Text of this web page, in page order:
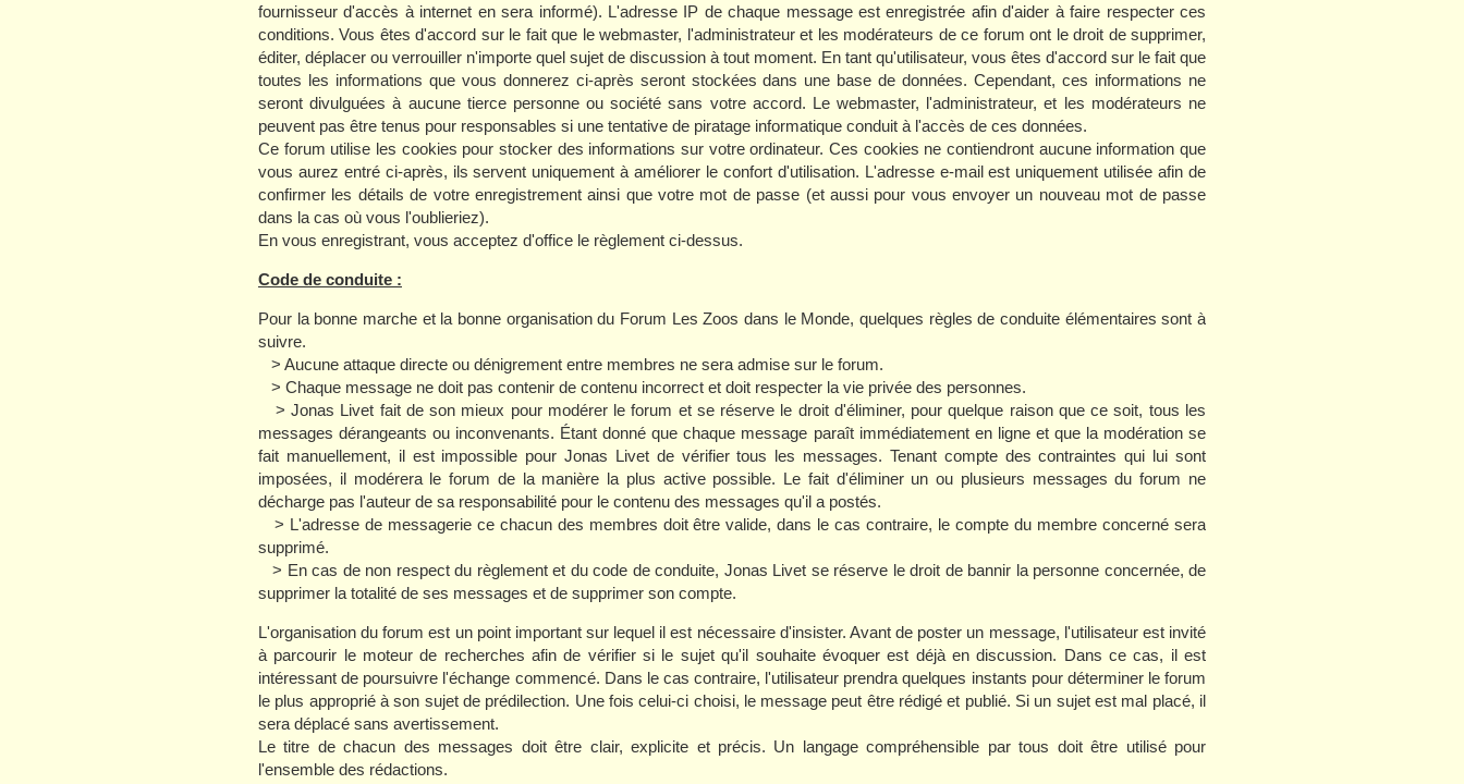
fournisseur d'accès à internet en sera informé). L'adresse IP de chaque message est enregistrée afin d'aider à faire respecter ces
conditions. Vous êtes d'accord sur le fait que le webmaster, l'administrateur et les modérateurs de ce forum ont le droit de supprimer,
éditer, déplacer ou verrouiller n'importe quel sujet de discussion à tout moment. En tant qu'utilisateur, vous êtes d'accord sur le fait que
toutes les informations que vous donnerez ci-après seront stockées dans une base de données. Cependant, ces informations ne
seront divulguées à aucune tierce personne ou société sans votre accord. Le webmaster, l'administrateur, et les modérateurs ne
peuvent pas être tenus pour responsables si une tentative de piratage informatique conduit à l'accès de ces données.
Ce forum utilise les cookies pour stocker des informations sur votre ordinateur. Ces cookies ne contiendront aucune information que
vous aurez entré ci-après, ils servent uniquement à améliorer le confort d'utilisation. L'adresse e-mail est uniquement utilisée afin de
confirmer les détails de votre enregistrement ainsi que votre mot de passe (et aussi pour vous envoyer un nouveau mot de passe
dans la cas où vous l'oublieriez).
En vous enregistrant, vous acceptez d'office le règlement ci-dessus.
Code de conduite :
Pour la bonne marche et la bonne organisation du Forum Les Zoos dans le Monde, quelques règles de conduite élémentaires sont à
suivre.
> Aucune attaque directe ou dénigrement entre membres ne sera admise sur le forum.
> Chaque message ne doit pas contenir de contenu incorrect et doit respecter la vie privée des personnes.
> Jonas Livet fait de son mieux pour modérer le forum et se réserve le droit d'éliminer, pour quelque raison que ce soit, tous les
messages dérangeants ou inconvenants. Étant donné que chaque message paraît immédiatement en ligne et que la modération se
fait manuellement, il est impossible pour Jonas Livet de vérifier tous les messages. Tenant compte des contraintes qui lui sont
imposées, il modérera le forum de la manière la plus active possible. Le fait d'éliminer un ou plusieurs messages du forum ne
décharge pas l'auteur de sa responsabilité pour le contenu des messages qu'il a postés.
> L'adresse de messagerie ce chacun des membres doit être valide, dans le cas contraire, le compte du membre concerné sera
supprimé.
> En cas de non respect du règlement et du code de conduite, Jonas Livet se réserve le droit de bannir la personne concernée, de
supprimer la totalité de ses messages et de supprimer son compte.
L'organisation du forum est un point important sur lequel il est nécessaire d'insister. Avant de poster un message, l'utilisateur est invité
à parcourir le moteur de recherches afin de vérifier si le sujet qu'il souhaite évoquer est déjà en discussion. Dans ce cas, il est
intéressant de poursuivre l'échange commencé. Dans le cas contraire, l'utilisateur prendra quelques instants pour déterminer le forum
le plus approprié à son sujet de prédilection. Une fois celui-ci choisi, le message peut être rédigé et publié. Si un sujet est mal placé, il
sera déplacé sans avertissement.
Le titre de chacun des messages doit être clair, explicite et précis. Un langage compréhensible par tous doit être utilisé pour
l'ensemble des rédactions.